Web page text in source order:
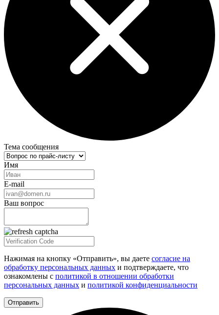
Тема сообщения
Имя
E-mail
Ваш вопрос
Нажимая на кнопку «Отправить», вы даете согласие на
обработку персональных данных и подтверждаете, что
ознакомлены с политикой в отношении обработки
персональных данных и политикой конфиденциальности